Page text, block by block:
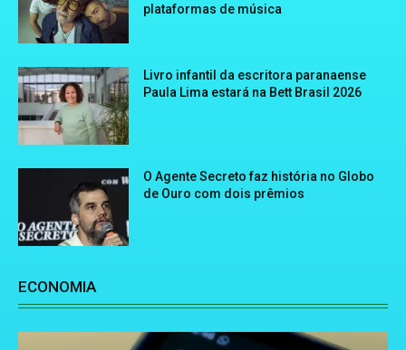
plataformas de música
Livro infantil da escritora paranaense
Paula Lima estará na Bett Brasil 2026
O Agente Secreto faz história no Globo
de Ouro com dois prêmios
ECONOMIA